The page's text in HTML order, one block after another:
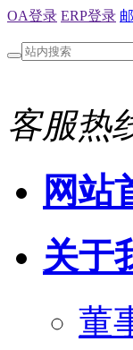
OA登录 ERP登录
客服热
网站
关于
董